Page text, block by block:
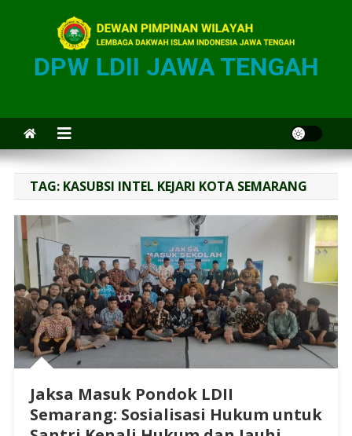
DPW LDII JAWA TENGAH
TAG: KASUBSI INTEL KEJARI KOTA SEMARANG
Jaksa Masuk Pondok LDII
Semarang: Sosialisasi Hukum untuk